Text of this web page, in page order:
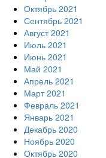
Октябрь 2021
Сентябрь 2021
Август 2021
Июль 2021
Июнь 2021
Май 2021
Апрель 2021
Март 2021
Февраль 2021
Январь 2021
Декабрь 2020
Ноябрь 2020
Октябрь 2020